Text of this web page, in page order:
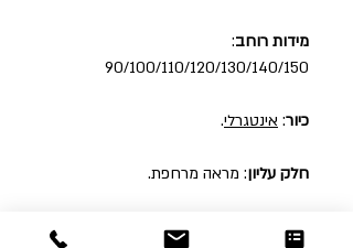
מידות רוחב:
90/100/110/120/130/140/150
כיור: אינטגרלי.
חלק עליון: מראה מרחפת.